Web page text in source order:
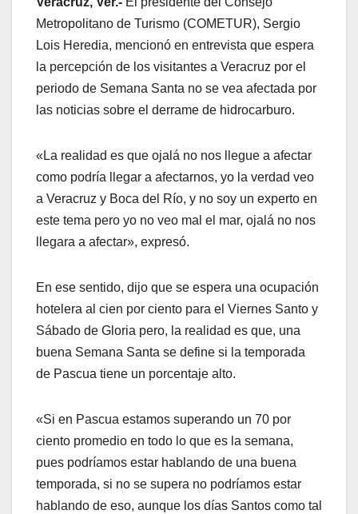
Metropolitano de Turismo (COMETUR), Sergio
Lois Heredia, mencionó en entrevista que espera
la percepción de los visitantes a Veracruz por el
periodo de Semana Santa no se vea afectada por
las noticias sobre el derrame de hidrocarburo.
«La realidad es que ojalá no nos llegue a afectar
como podría llegar a afectarnos, yo la verdad veo
a Veracruz y Boca del Río, y no soy un experto en
este tema pero yo no veo mal el mar, ojalá no nos
llegara a afectar», expresó.
En ese sentido, dijo que se espera una ocupación
hotelera al cien por ciento para el Viernes Santo y
Sábado de Gloria pero, la realidad es que, una
buena Semana Santa se define si la temporada
de Pascua tiene un porcentaje alto.
«Si en Pascua estamos superando un 70 por
ciento promedio en todo lo que es la semana,
pues podríamos estar hablando de una buena
temporada, si no se supera no podríamos estar
hablando de eso, aunque los días Santos como tal